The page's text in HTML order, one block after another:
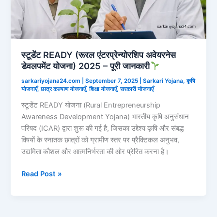
स्टूडेंट READY (रूरल एंटरप्रेन्योरशिप अवेयरनेस
डेवलपमेंट योजना) 2025 – पूरी जानकारी
sarkariyojana24.com |September 7, 2025 |Sarkari Yojana,कृषि
योजनाएँ,छात्र कल्याण योजनाएँ,शिक्षा योजनाएँ,सरकारी योजनाएँ
स्टूडेंट READY योजना (Rural Entrepreneurship
Awareness Development Yojana) भारतीय कृषि अनुसंधान
परिषद (ICAR) द्वारा शुरू की गई है, जिसका उद्देश्य कृषि और संबद्ध
विषयों के स्नातक छात्रों को ग्रामीण स्तर पर प्रैक्टिकल अनुभव,
उद्यमिता कौशल और आत्मनिर्भरता की ओर प्रेरित करना है।
स्टूडेंट
Read Post »